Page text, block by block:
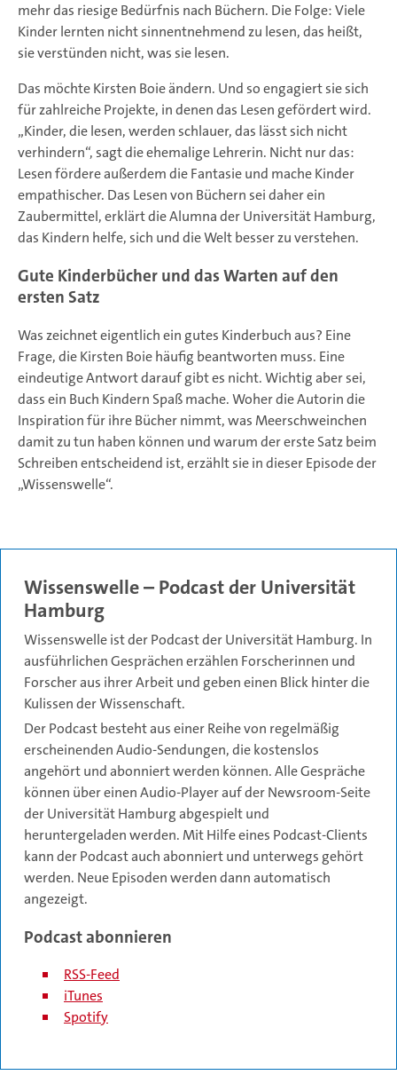
mehr das riesige Bedürfnis nach Büchern. Die Folge: Viele
Kinder lernten nicht sinnentnehmend zu lesen, das heißt,
sie verstünden nicht, was sie lesen.
Das möchte Kirsten Boie ändern. Und so engagiert sie sich
für zahlreiche Projekte, in denen das Lesen gefördert wird.
„Kinder, die lesen, werden schlauer, das lässt sich nicht
verhindern“, sagt die ehemalige Lehrerin. Nicht nur das:
Lesen fördere außerdem die Fantasie und mache Kinder
empathischer. Das Lesen von Büchern sei daher ein
Zaubermittel, erklärt die Alumna der Universität Hamburg,
das Kindern helfe, sich und die Welt besser zu verstehen.
Gute Kinderbücher und das Warten auf den
ersten Satz
Was zeichnet eigentlich ein gutes Kinderbuch aus? Eine
Frage, die Kirsten Boie häufig beantworten muss. Eine
eindeutige Antwort darauf gibt es nicht. Wichtig aber sei,
dass ein Buch Kindern Spaß mache. Woher die Autorin die
Inspiration für ihre Bücher nimmt, was Meerschweinchen
damit zu tun haben können und warum der erste Satz beim
Schreiben entscheidend ist, erzählt sie in dieser Episode der
„Wissenswelle“.
Wissenswelle – Podcast der Universität
Hamburg
Wissenswelle ist der Podcast der Universität Hamburg. In
ausführlichen Gesprächen erzählen Forscherinnen und
Forscher aus ihrer Arbeit und geben einen Blick hinter die
Kulissen der Wissenschaft.
Der Podcast besteht aus einer Reihe von regelmäßig
erscheinenden Audio-Sendungen, die kostenslos
angehört und abonniert werden können. Alle Gespräche
können über einen Audio-Player auf der Newsroom-Seite
der Universität Hamburg abgespielt und
heruntergeladen werden. Mit Hilfe eines Podcast-Clients
kann der Podcast auch abonniert und unterwegs gehört
werden. Neue Episoden werden dann automatisch
angezeigt.
Podcast abonnieren
RSS-Feed
iTunes
Spotify